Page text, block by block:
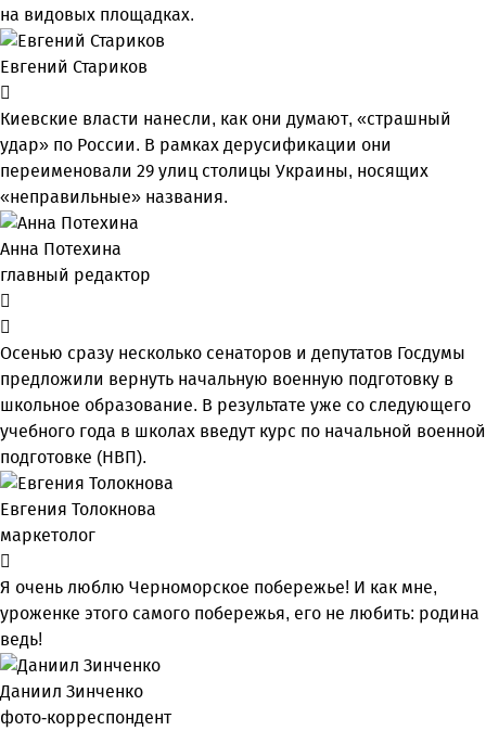
на видовых площадках.
Евгений Стариков
Киевские власти нанесли, как они думают, «страшный
удар» по России. В рамках дерусификации они
переименовали 29 улиц столицы Украины, носящих
«неправильные» названия.
Анна Потехина
главный редактор
Осенью сразу несколько сенаторов и депутатов Госдумы
предложили вернуть начальную военную подготовку в
школьное образование. В результате уже со следующего
учебного года в школах введут курс по начальной военной
подготовке (НВП).
Евгения Толокнова
маркетолог
Я очень люблю Черноморское побережье! И как мне,
уроженке этого самого побережья, его не любить: родина
ведь!
Даниил Зинченко
фото-корреспондент